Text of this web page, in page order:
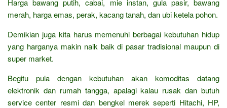
Harga bawang putih, cabai, mie instan, gula pasir, bawang
merah, harga emas, perak, kacang tanah, dan ubi ketela pohon.
Demikian juga kita harus memenuhi berbagai kebutuhan hidup
yang harganya makin naik baik di pasar tradisional maupun di
super market.
Begitu pula dengan kebutuhan akan komoditas datang
elektronik dan rumah tangga, apalagi kalau rusak dan butuh
service center resmi dan bengkel merek seperti Hitachi, HP,